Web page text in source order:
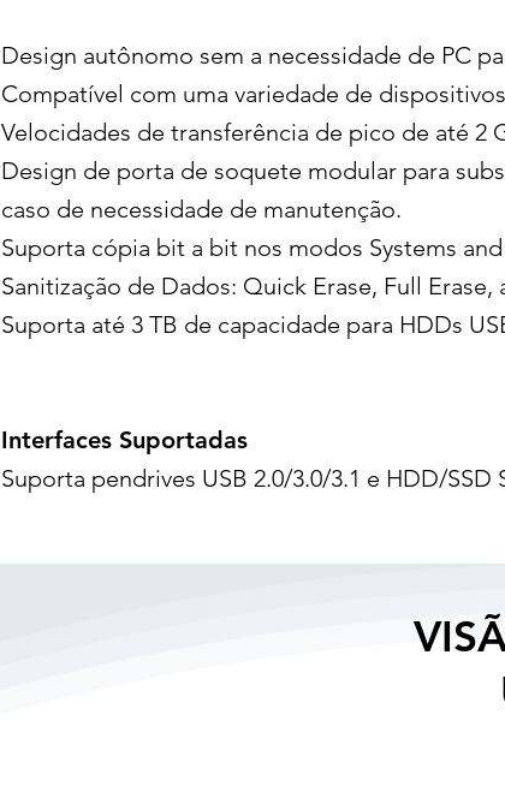
Design autônomo sem a necessidade de PC
Compatível com uma variedade de
Velocidades de transferência de pico de até
Design de porta de soquete modular para
caso de necessidade de manutenção.
Suporta cópia bit a bit nos modos Systems
Sanitização de Dados: Quick Erase, Full Erase,
Suporta até 3 TB de capacidade para HDDs
Interfaces Suportadas
Suporta pendrives USB 2.0/3.0/3.1 e HDD/SSD